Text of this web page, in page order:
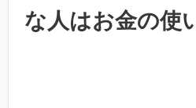
な人はお金の使